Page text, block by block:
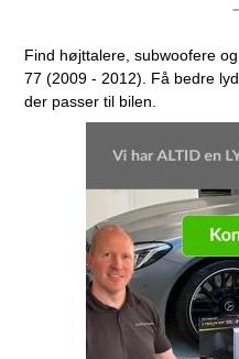
Find højttalere, subwoofere
77 (2009 - 2012). Få bedre
der passer til bilen.